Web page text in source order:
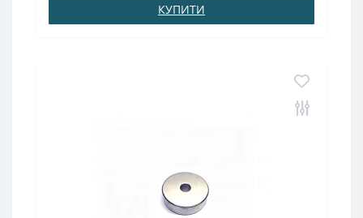
КУПИТИ